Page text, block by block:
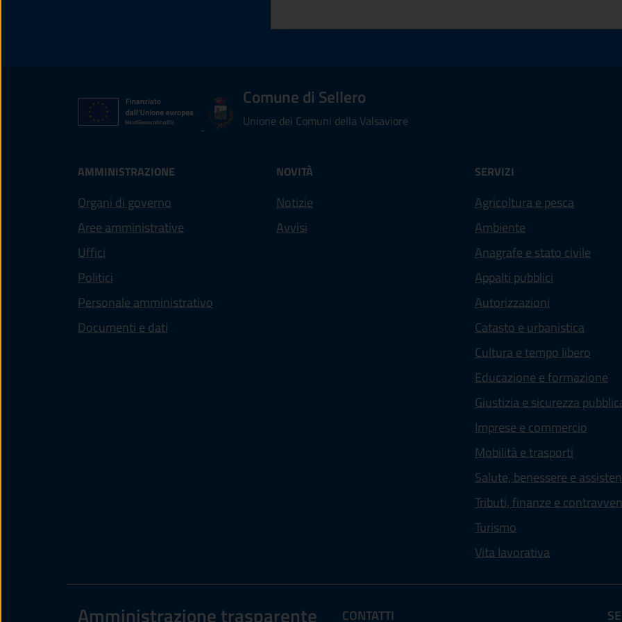
Comune di Sellero
Unione dei Comuni della Valsaviore
AMMINISTRAZIONE
Organi di governo
Aree amministrative
Uffici
Politici
Personale amministrativo
Documenti e dati
NOVITÀ
Notizie
Avvisi
SERVIZI
Agricoltura e pesca
Ambiente
Anagrafe e stato civile
Appalti pubblici
Autorizzazioni
Catasto e urbanistica
Cultura e tempo libero
Educazione e formazione
Giustizia e sicurezza
Imprese e commercio
Mobilità e trasporti
Salute, benessere e
Tributi, finanze e
Turismo
Vita lavorativa
Amministrazione trasparente CONTATTI